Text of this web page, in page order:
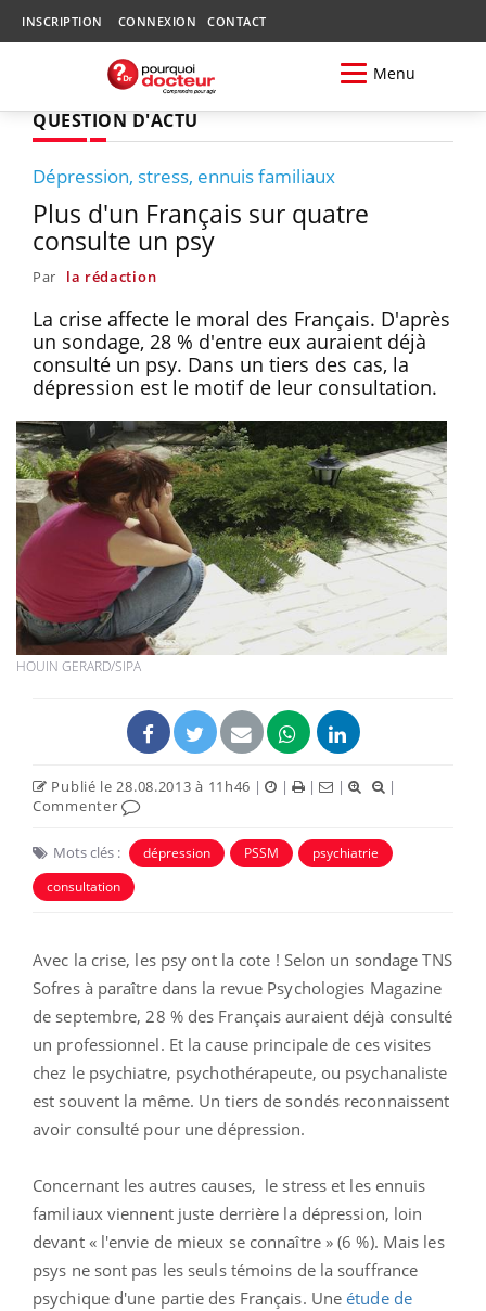
INSCRIPTION CONNEXION CONTACT
Menu
QUESTION D'ACTU
Dépression, stress, ennuis familiaux
Plus d'un Français sur quatre
consulte un psy
Par la rédaction
La crise affecte le moral des Français. D'après
un sondage, 28 % d'entre eux auraient déjà
consulté un psy. Dans un tiers des cas, la
dépression est le motif de leur consultation.
HOUIN GERARD/SIPA
Publié le 28.08.2013 à 11h46 | | | |
|
Commenter
Mots clés : dépression PSSM
psychiatrie
consultation
Avec la crise, les psy ont la cote ! Selon un sondage TNS
Sofres à paraître dans la revue Psychologies Magazine
de septembre,28 % des Français auraient déjà consulté
un professionnel. Et la cause principale de ces visites
chez le psychiatre, psychothérapeute, ou psychanaliste
est souvent la même. Un tiers de sondés reconnaissent
avoir consulté pour une dépression.
Concernant les autres causes, le stress et les ennuis
familiaux viennent juste derrière la dépression, loin
devant « l'envie de mieux se connaître » (6 %). Mais les
psys ne sont pas les seuls témoins de la souffrance
psychique d'une partie des Français. Uneétude de